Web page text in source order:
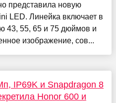
представила новую
LED. Линейка включает в
43, 55, 65 и 75 дюймов и
изображение, сов...
IP69K и Snapdragon 8
Honor 600 и